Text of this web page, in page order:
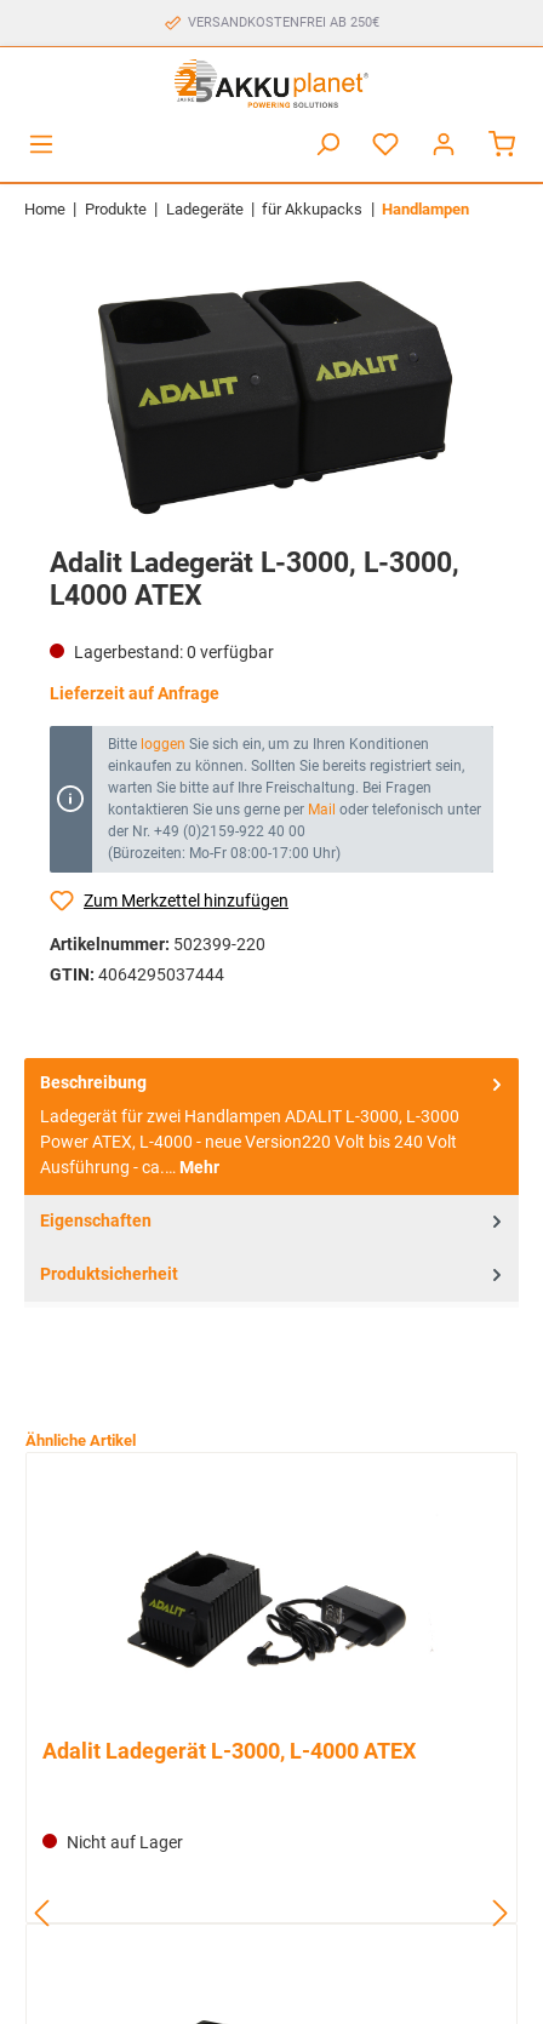
VERSANDKOSTENFREI AB 250€
Home | Produkte | Ladegeräte | für Akkupacks | Handlampen
Adalit Ladegerät L-3000, L-3000,
L4000 ATEX
Lagerbestand:0 verfügbar
Lieferzeit auf Anfrage
Bitte loggen Sie sich ein, um zu Ihren Konditionen
einkaufen zu können. Sollten Sie bereits registriert sein,
warten Sie bitte auf Ihre Freischaltung. Bei Fragen
kontaktieren Sie uns gerne per Mail oder telefonisch unter
der Nr. +49 (0)2159-922 40 00
(Bürozeiten: Mo-Fr 08:00-17:00 Uhr)
Zum Merkzettel hinzufügen
Artikelnummer: 502399-220
GTIN: 4064295037444
Beschreibung
Ladegerät für zwei Handlampen ADALIT L-3000, L-3000
Power ATEX, L-4000 - neue Version220 Volt bis 240 Volt
Ausführung - ca.…Mehr
Eigenschaften
Produktsicherheit
Ähnliche Artikel
Adalit Ladegerät L-3000, L-4000 ATEX
Nicht auf Lager